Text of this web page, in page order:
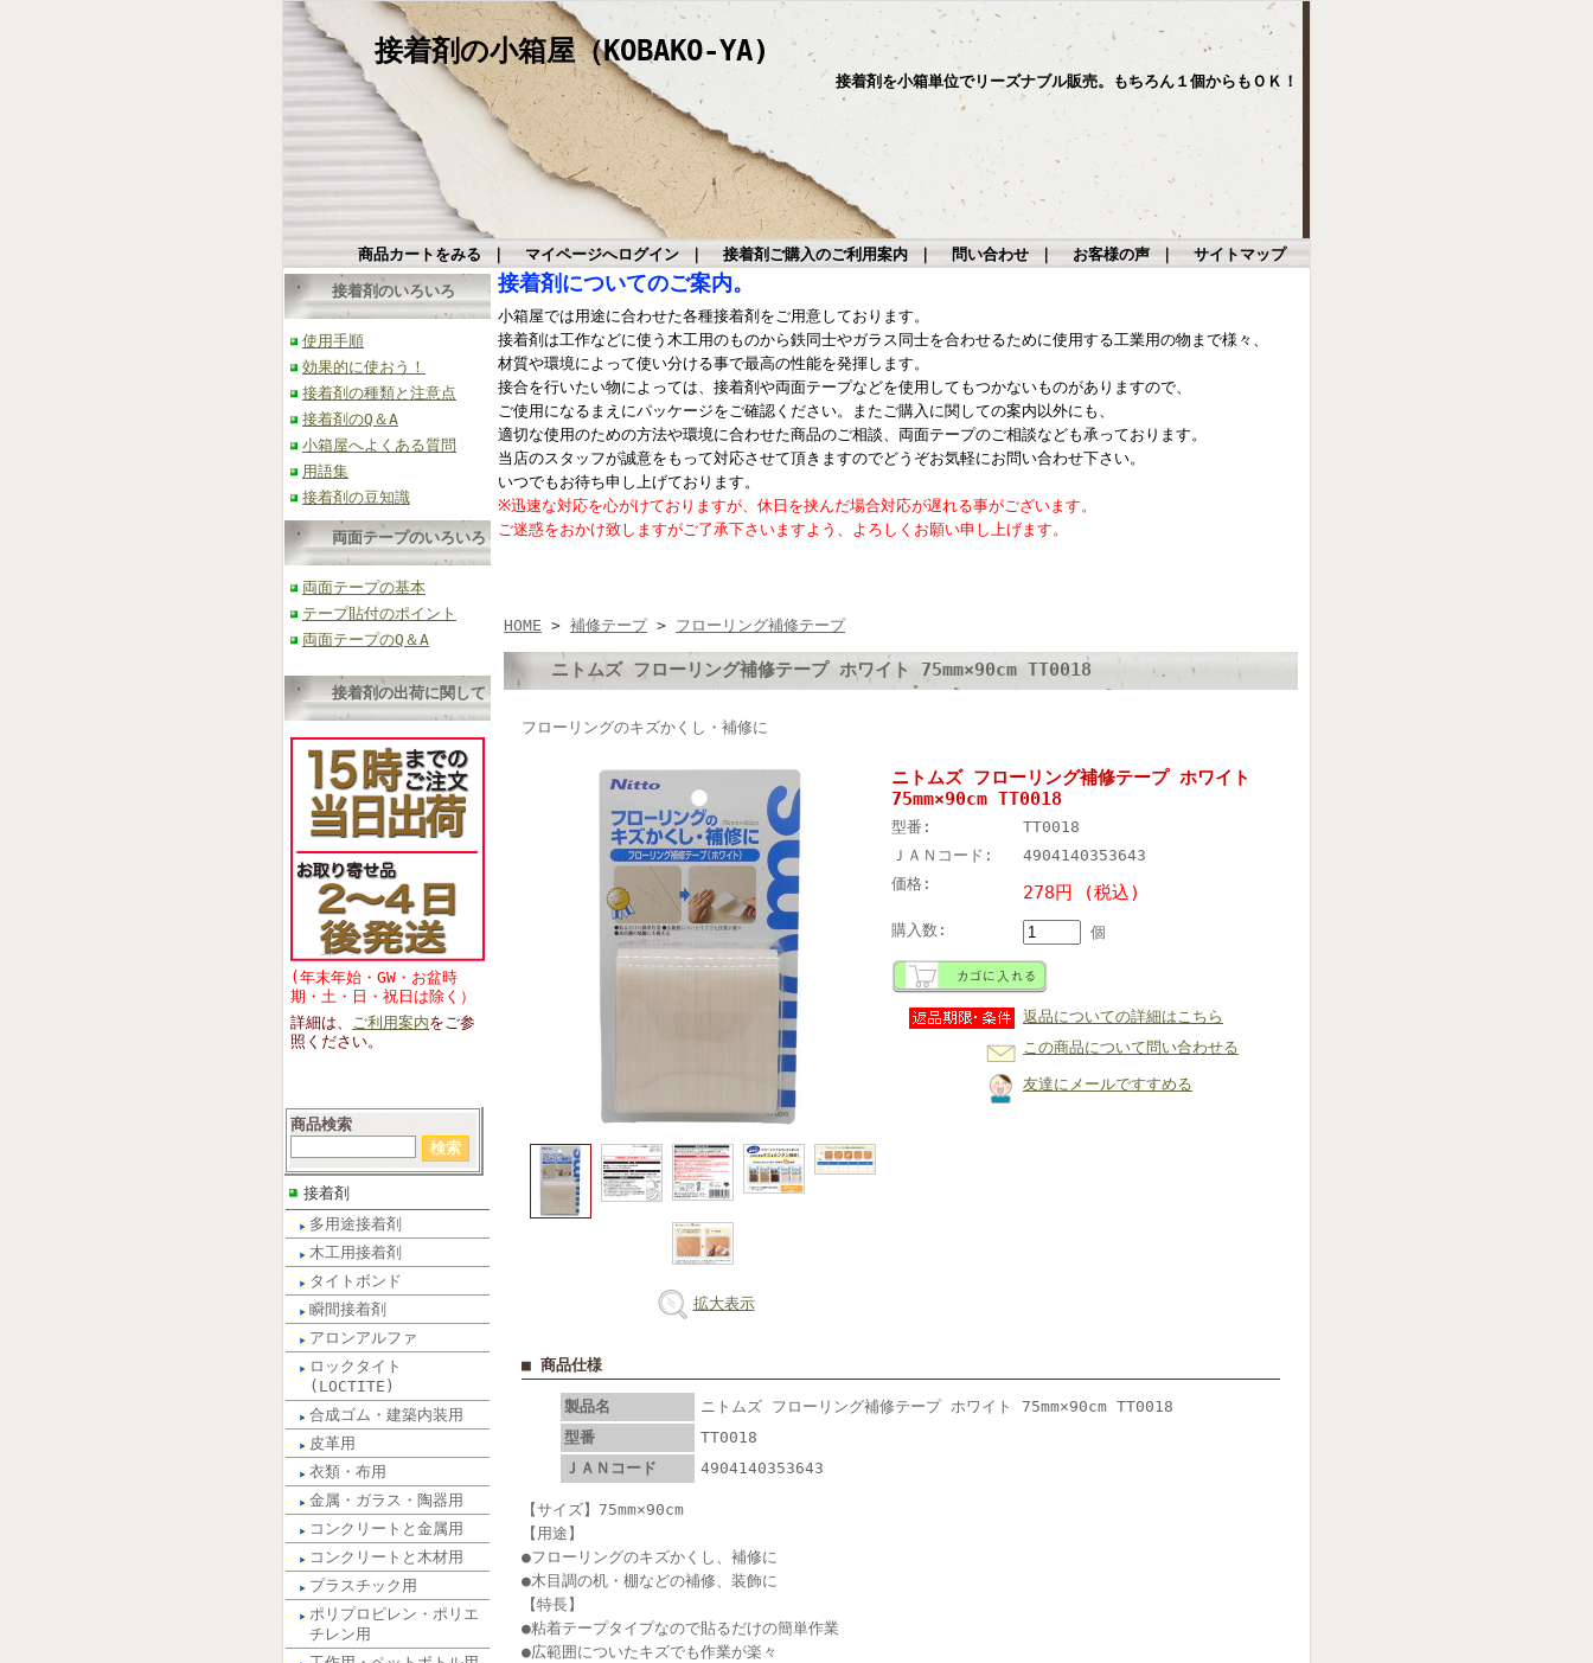
接着剤の小箱屋（KOBAKO-YA)
接着剤を小箱単位でリーズナブル販売。もちろん１個からもＯＫ！
商品カートをみる｜ マイページへログイン｜ 接着剤ご購入のご利用案内｜ 問い合わせ｜ お客様の声｜ サイトマップ
接着剤のいろいろ
使用手順
効果的に使おう！
接着剤の種類と注意点
接着剤のQ＆A
小箱屋へよくある質問
用語集
接着剤の豆知識
両面テープのいろいろ
両面テープの基本
テープ貼付のポイント
両面テープのQ＆A
接着剤の出荷に関して
(年末年始・GW・お盆時
期・土・日・祝日は除く）
詳細は、 ご利用案内をご参
照くださ い。
商品検索
接着剤
多用途接着剤
木工用接着剤
タイトボンド
瞬間接着剤
アロンアルファ
ロックタイト
(LOCTITE)
合成ゴム・建築内装用
皮革用
衣類・布用
金属・ガラス・陶器用
コンクリートと金属用
コンクリートと木材用
プラスチック用
ポリプロピレン・ポリエ
チレン用
接着剤についてのご案内。
小箱屋では用途に合わせた各種接着剤をご用意しております。
接着剤は工作などに使う木工用のものから鉄同士やガラス同士を合わせるために使用する工業用の物まで様々、
材質や環境によって使い分ける事で最高の性能を発揮します。
接合を行いたい物によっては、接着剤や両面テープなどを使用してもつかないものがありますので、
ご使用になるまえにパッケージをご確認ください。またご購入に関しての案内以外にも、
適切な使用のための方法や環境に合わせた商品のご相談、両面テープのご相談なども承っております。
当店のスタッフが誠意をもって対応させて頂きますのでどうぞお気軽にお問い合わせ下さい。
いつでもお待ち申し上げております。
※迅速な対応を心がけておりますが、休日を挟んだ場合対応が遅れる事がございます。
ご迷惑をおかけ致しますがご了承下さいますよう、よろしくお願い申し上げます。
HOME > 補修テープ> フローリング補修テープ
ニトムズ フローリング補修テープ ホワイト 75mm×90cm TT0018
フローリングのキズかくし・補修に
拡大表示
ニトムズ フローリング補修テープ ホワイト
75mm×90cm TT0018
型番:
TT0018
ＪＡＮコード:
4904140353643
価格:
278円 (税込)
購入数: 個
返品についての詳細はこちら
この商品について問い合わせる
友達にメールですすめる
■ 商品仕様
製品名
ニトムズ フローリング補修テープ ホワイト 75mm×90cm TT0018
型番
TT0018
ＪＡＮコード
4904140353643
【サイズ】75mm×90cm
【用途】
●フローリングのキズかくし、補修に
●木目調の机・棚などの補修、装飾に
【特長】
●粘着テープタイプなので貼るだけの簡単作業
●広範囲についたキズでも作業が楽々